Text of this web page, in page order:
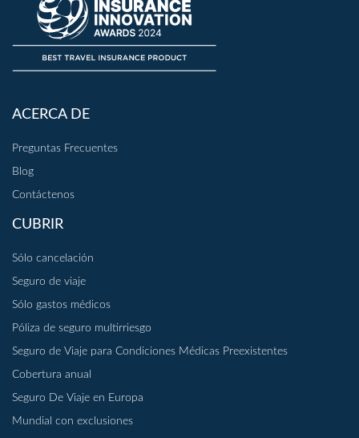
ACERCA DE
Preguntas Frecuentes
Blog
Contáctenos
CUBRIR
Sólo cancelación
Seguro de viaje
Sólo gastos médicos
Póliza de seguro multirriesgo
Seguro de Viaje para Condiciones Médicas Preexistentes
Cobertura anual
Seguro De Viaje en Europa
Mundial con exclusiones